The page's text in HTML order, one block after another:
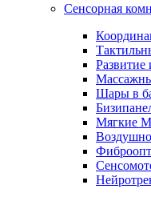
Сенсорная
Развитие
Шары в
Мягкие